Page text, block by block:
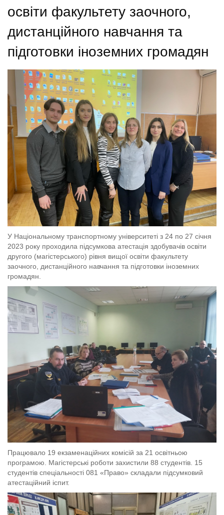
освіти факультету заочного,
дистанційного навчання та
підготовки іноземних громадян
У Національному транспортному університеті з 24 по 27 січня
2023 року проходила підсумкова атестація здобувачів освіти
другого (магістерського) рівня вищої освіти факультету
заочного, дистанційного навчання та підготовки іноземних
громадян.
Працювало 19 екзаменаційних комісій за 21 освітньою
програмою. Магістерські роботи захистили 88 студентів. 15
студентів спеціальності 081 «Право» складали підсумковий
атестаційний іспит.